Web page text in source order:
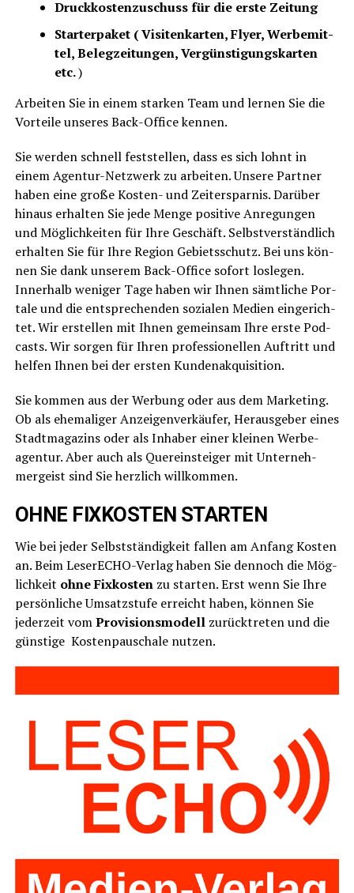
Druck­kos­ten­zu­schuss für die ers­te Zeitung
Star­ter­pa­ket ( Visi­ten­kar­ten, Fly­er, Wer­be­mit­
tel, Beleg­zei­tun­gen, Ver­güns­ti­gungs­kar­ten
etc.)
Arbei­ten Sie in einem star­ken Team und ler­nen Sie die
Vor­tei­le unse­res Back-Office kennen.
Sie wer­den schnell fest­stel­len, dass es sich lohnt in
einem Agen­tur-Netz­werk zu arbei­ten. Unse­re Part­ner
haben eine gro­ße Kos­ten- und Zeit­er­spar­nis. Dar­über
hin­aus erhal­ten Sie jede Men­ge posi­ti­ve Anre­gun­gen
und Mög­lich­kei­ten für Ihre Geschäft. Selbst­ver­ständ­lich
erhal­ten Sie für Ihre Regi­on Gebiets­schutz. Bei uns kön­
nen Sie dank unse­rem Back-Office sofort los­le­gen.
Inner­halb weni­ger Tage haben wir Ihnen sämt­li­che Por­
ta­le und die ent­spre­chen­den sozia­len Medi­en ein­ge­rich­
tet. Wir erstel­len mit Ihnen gemein­sam Ihre ers­te Pod­
casts. Wir sor­gen für Ihren pro­fes­sio­nel­len Auf­tritt und
hel­fen Ihnen bei der ers­ten Kundenakquisition.
Sie kom­men aus der Wer­bung oder aus dem Mar­ke­ting.
Ob als ehe­ma­li­ger Anzei­gen­ver­käu­fer, Her­aus­ge­ber eines
Stadt­ma­ga­zins oder als Inha­ber einer klei­nen Wer­be­
agen­tur. Aber auch als Quer­ein­stei­ger mit Unter­neh­
mer­geist sind Sie herz­lich willkommen.
OHNE FIXKOSTEN STARTEN
Wie bei jeder Selbst­stän­dig­keit fal­len am Anfang Kos­ten
an. Beim Lese­r­ECHO-Ver­lag haben Sie den­noch die Mög­
lich­keit ohne Fix­kos­tenzu star­ten. Erst wenn Sie Ihre
per­sön­li­che Umsatz­stu­fe erreicht haben, kön­nen Sie
jeder­zeit vomPro­vi­si­ons­mo­dellzurück­tre­ten und die
güns­ti­ge Kos­ten­pau­scha­le nutzen.